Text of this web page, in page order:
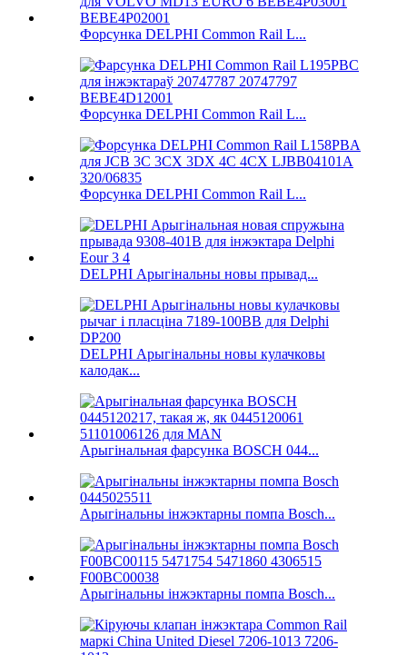
Форсунка DELPHI Common Rail L...
Форсунка DELPHI Common Rail L...
Форсунка DELPHI Common Rail L...
DELPHI Арыгінальны новы прывад...
DELPHI Арыгінальны новы кулачковы
калодак...
Арыгінальная фарсунка BOSCH 044...
Арыгінальны інжэктарны помпа Bosch...
Арыгінальны інжэктарны помпа Bosch...